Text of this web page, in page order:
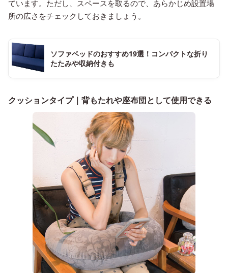
ています。ただし、スペースを取るので、あらかじめ設置場
所の広さをチェックしておきましょう。
ソファベッドのおすすめ19選！コンパクトな折り
たたみや収納付きも
クッションタイプ｜背もたれや座布団として使用できる